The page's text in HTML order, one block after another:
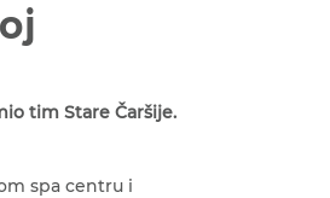
tim Stare Čaršije.
spa centru i